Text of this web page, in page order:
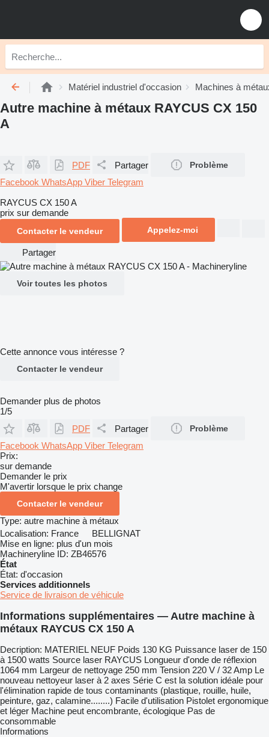
Matériel industriel d'occasion Machines à
Autre machine à métaux RAYCUS CX 150
A
PDF Partager Problème
Facebook WhatsApp Viber Telegram
RAYCUS CX 150 A
prix sur demande
Contacter le vendeur Appelez-moi
Partager
Voir toutes les photos
Cette annonce vous intéresse ?
Contacter le vendeur
Demander plus de photos
1/5
PDF
Partager Problème
Facebook WhatsApp Viber Telegram
Prix:
sur demande
Demander le prix
M'avertir lorsque le prix change
Contacter le vendeur
Type: autre machine à métaux
Localisation: France
BELLIGNAT
Mise en ligne: plus d'un mois
Machineryline ID: ZB46576
État
État: d'occasion
Services additionnels
Service de livraison de véhicule
Informations supplémentaires — Autre machine à
métaux RAYCUS CX 150 A
Decription: MATERIEL NEUF Poids 130 KG Puissance laser de 150
à 1500 watts Source laser RAYCUS Longueur d'onde de réflexion
1064 mm Largeur de nettoyage 250 mm Tension 220 V / 32 Amp Le
nouveau nettoyeur laser à 2 axes Série C est la solution idéale pour
l'élimination rapide de tous contaminants (plastique, rouille, huile,
peinture, gaz, calamine........) Facile d'utilisation Pistolet ergonomique
et léger Machine peut encombrante, écologique Pas de
consommable
Informations